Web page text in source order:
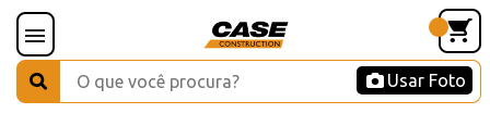
Usar Foto